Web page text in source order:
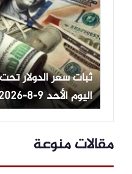
اليوم الأحد 9-8-2026
مقالات منوعة